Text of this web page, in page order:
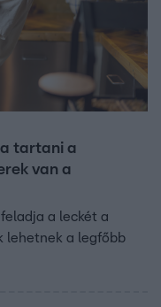
tartani a
van a
a leckét a
lehetnek a legfőbb